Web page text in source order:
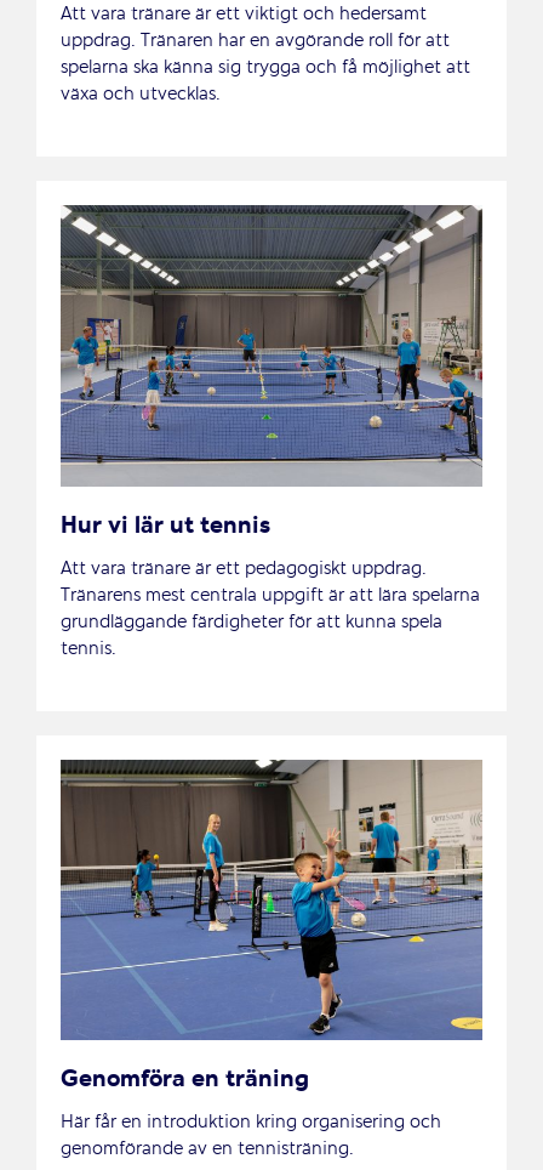
Att vara tränare är ett viktigt och hedersamt
uppdrag. Tränaren har en avgörande roll för att
spelarna ska känna sig trygga och få möjlighet att
växa och utvecklas.
Hur vi lär ut tennis
Att vara tränare är ett pedagogiskt uppdrag.
Tränarens mest centrala uppgift är att lära spelarna
grundläggande färdigheter för att kunna spela
tennis.
Genomföra en träning
Här får en introduktion kring organisering och
genomförande av en tennisträning.